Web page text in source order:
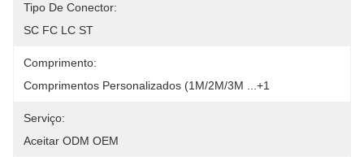
Tipo De Conector:
SC FC LC ST
Comprimento:
Comprimentos Personalizados (1M/2M/3M ...+1
Serviço:
Aceitar ODM OEM